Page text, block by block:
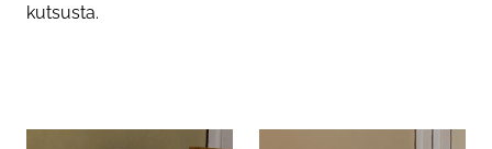
kutsusta.